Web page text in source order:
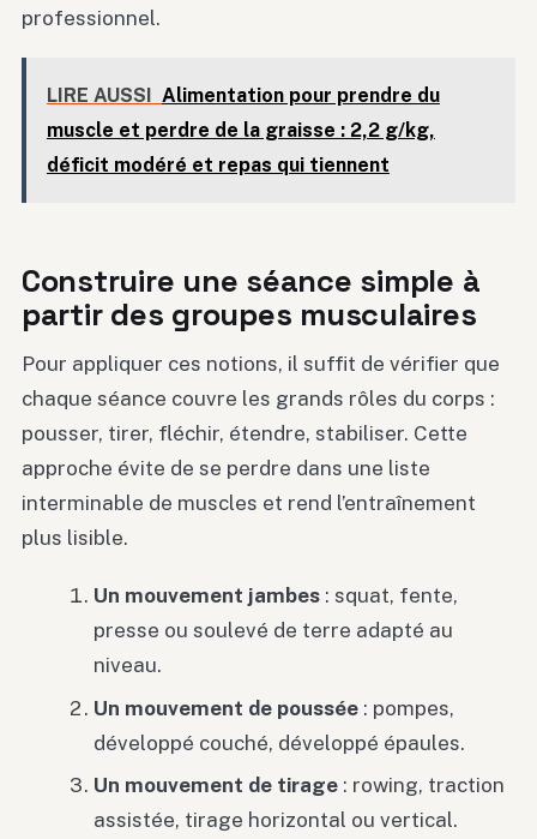
professionnel.
LIRE AUSSI
Alimentation pour prendre du
muscle et perdre de la graisse : 2,2 g/kg,
déficit modéré et repas qui tiennent
Construire une séance simple à
partir des groupes musculaires
Pour appliquer ces notions, il suffit de vérifier que
chaque séance couvre les grands rôles du corps :
pousser, tirer, fléchir, étendre, stabiliser. Cette
approche évite de se perdre dans une liste
interminable de muscles et rend l’entraînement
plus lisible.
Un mouvement jambes : squat, fente,
presse ou soulevé de terre adapté au
niveau.
Un mouvement de poussée : pompes,
développé couché, développé épaules.
Un mouvement de tirage : rowing, traction
assistée, tirage horizontal ou vertical.